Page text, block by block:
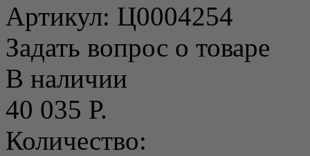
Артикул: Ц0004254
Задать вопрос о товаре
В наличии
40 035 Р.
Количество: